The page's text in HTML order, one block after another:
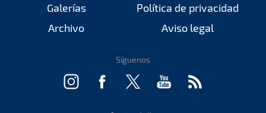
Galerías
Archivo
Política de privacidad
Aviso legal
Síguenos